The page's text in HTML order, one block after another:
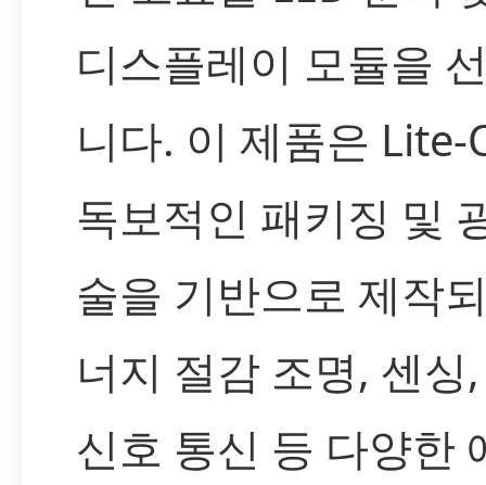
디스플레이 모듈을
니다. 이 제품은 Lite-
독보적인 패키징 및
술을 기반으로 제작
너지 절감 조명, 센싱
신호 통신 등 다양한